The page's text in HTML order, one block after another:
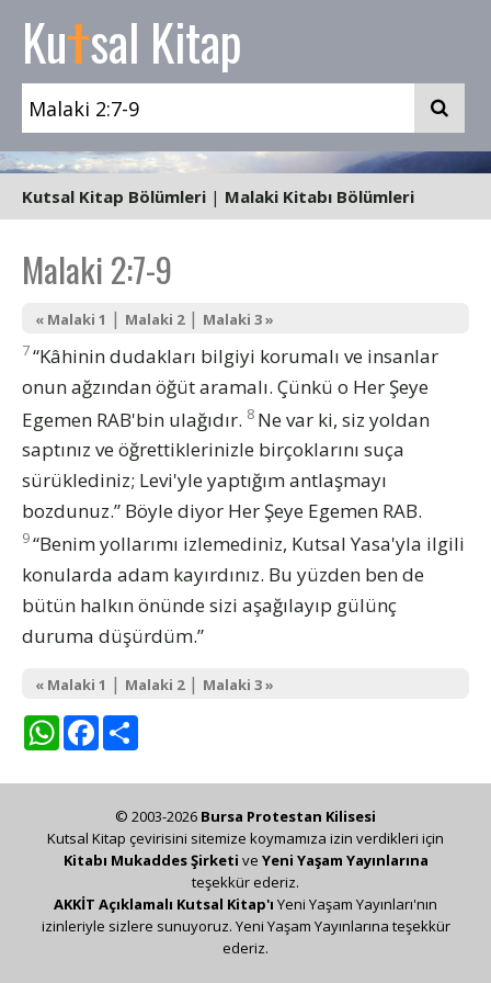
Kutsal Kitap
Kutsal Kitap Bölümleri | Malaki Kitabı Bölümleri
Malaki 2:7-9
« Malaki 1 | Malaki 2| Malaki 3 »
7“Kâhinin dudakları bilgiyi korumalı ve insanlar
onun ağzından öğüt aramalı. Çünkü o Her Şeye
Egemen RAB'bin ulağıdır. 8 Ne var ki, siz yoldan
saptınız ve öğrettiklerinizle birçoklarını suça
sürüklediniz; Levi'yle yaptığım antlaşmayı
bozdunuz.” Böyle diyor Her Şeye Egemen RAB.
9“Benim yollarımı izlemediniz, Kutsal Yasa'yla ilgili
konularda adam kayırdınız. Bu yüzden ben de
bütün halkın önünde sizi aşağılayıp gülünç
duruma düşürdüm.”
« Malaki 1 | Malaki 2| Malaki 3 »
WhatsAppFacebook
© 2003-2026 Bursa Protestan Kilisesi
Kutsal Kitap çevirisini sitemize koymamıza izin verdikleri için
Kitabı Mukaddes Şirketi ve Yeni Yaşam Yayınlarına
teşekkür ederiz.
AKKİT Açıklamalı Kutsal Kitap'ı Yeni Yaşam Yayınları'nın
izinleriyle sizlere sunuyoruz. Yeni Yaşam Yayınlarına teşekkür
ederiz.